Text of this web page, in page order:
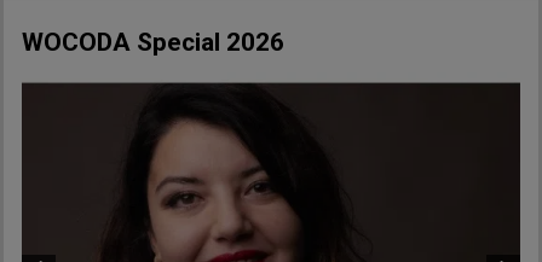
WOCODA Special 2026